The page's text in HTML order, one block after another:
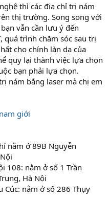
thì các địa chỉ trị nám
thị trường. Song song với
vẫn cần lưu ý đến
quá trình chăm sóc sau trị
cho chính làn da của
quy lại thành việc lựa chọn
bạn phải lựa chọn.
nám bằng laser mà chị em
giới
nằm ở 89B Nguyễn
108: nằm ở số 1 Trần
Hà Nội
Cúc: nằm ở số 286 Thụy